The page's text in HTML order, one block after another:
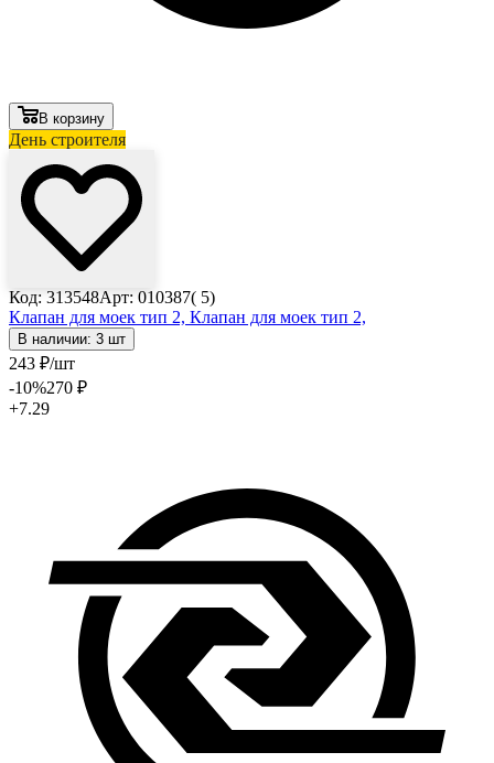
В корзину
День строителя
Код: 313548Арт: 010387( 5)
Клапан для моек тип 2, Клапан для моек тип 2,
В наличии: 3 шт
243 ₽/шт
-10%270 ₽
+7.29